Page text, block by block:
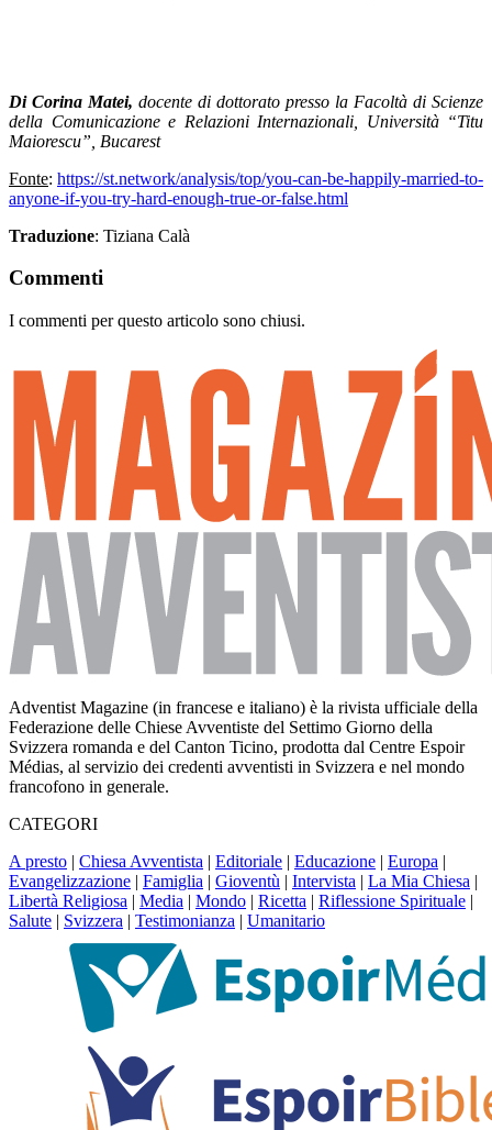
Di Corina Matei, docente di dottorato presso la Facoltà di Scienze
della Comunicazione e Relazioni Internazionali, Università “Titu
Maiorescu”, Bucarest
Fonte: https://st.network/analysis/top/you-can-be-happily-married-to-
anyone-if-you-try-hard-enough-true-or-false.html
Traduzione: Tiziana Calà
Commenti
I commenti per questo articolo sono chiusi.
Adventist Magazine (in francese e italiano) è la rivista ufficiale della
Federazione delle Chiese Avventiste del Settimo Giorno della
Svizzera romanda e del Canton Ticino, prodotta dal Centre Espoir
Médias, al servizio dei credenti avventisti in Svizzera e nel mondo
francofono in generale.
CATEGORI
A presto | Chiesa Avventista | Editoriale | Educazione | Europa |
Evangelizzazione | Famiglia | Gioventù | Intervista | La Mia Chiesa |
Libertà Religiosa | Media | Mondo | Ricetta | Riflessione Spirituale |
Salute | Svizzera | Testimonianza | Umanitario